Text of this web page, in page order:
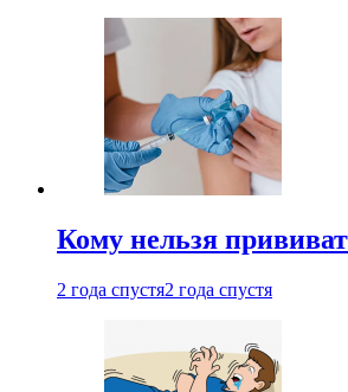
Кому нельзя
2 года спустя2 года спустя